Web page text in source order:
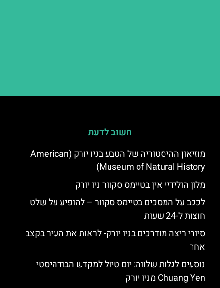
חשוב לדעת
מוזיאון ההיסטוריה של הטבע בניו יורק (American
Museum of Natural History)
מלון הולידיי אין בטיימס סקוור ניו יורק
לככב על המסכים בטיימס סקוור – להופיע על שלט
חוצות ל-24 שעות
סיורי ריצה מודרכים בניו יורק- לראות את העיר בקצב
אחר
נוסעים לגלות שלווה: יום טיול למקדש הבודהיסטי
Chuang Yen מניו יורק